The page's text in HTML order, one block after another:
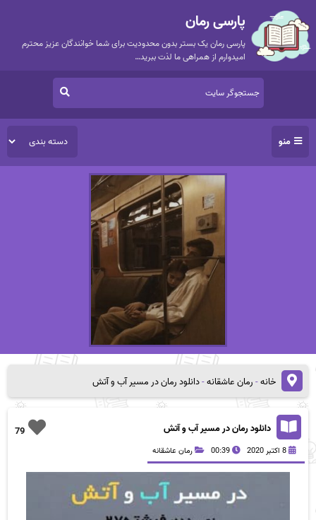
پارسی رمان
پارسی رمان یک بستر بدون محدودیت برای شما خوانندگان عزیز محترم
امیدوارم از همراهی ما لذت ببرید…
منو
خانه-رمان عاشقانه-دانلود رمان در مسیر آب و آتش
79 دانلود رمان در مسیر آب و آتش
8 اکتبر 2020 00:39 رمان عاشقانه